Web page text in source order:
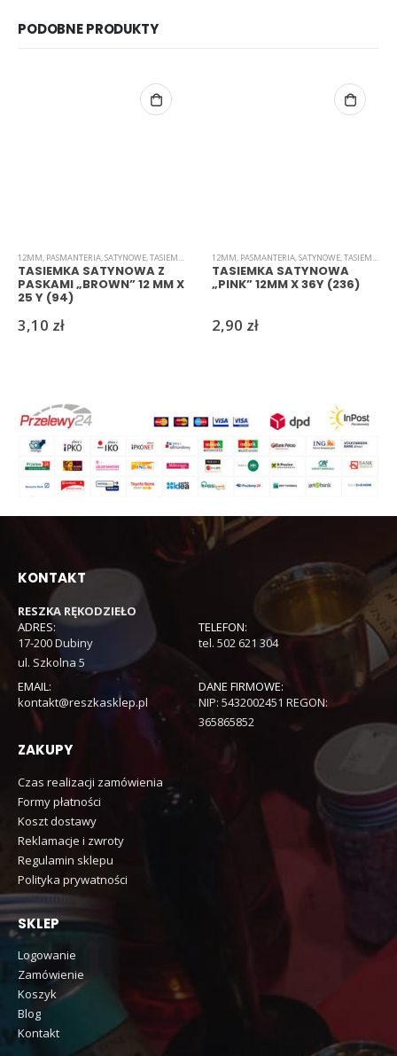
PODOBNE PRODUKTY
12MM, PASMANTERIA,SATYNOWE,TASIEMKI
TASIEMKA SATYNOWA Z
PASKAMI „BROWN” 12 MM X
25 Y (94)
3,10 zł
12MM, PASMANTERIA,SATYNOWE,TASIEMKI
TASIEMKA SATYNOWA
„PINK” 12MM X 36Y (236)
2,90 zł
KONTAKT
RESZKA RĘKODZIEŁO
ADRES:
17-200 Dubiny
ul. Szkolna 5
TELEFON:
tel. 502 621 304
EMAIL:
kontakt@reszkasklep.pl
DANE FIRMOWE:
NIP: 5432002451 REGON:
365865852
ZAKUPY
Czas realizacji zamówienia
Formy płatności
Koszt dostawy
Reklamacje i zwroty
Regulamin sklepu
Polityka prywatności
SKLEP
Logowanie
Zamówienie
Koszyk
Blog
Kontakt